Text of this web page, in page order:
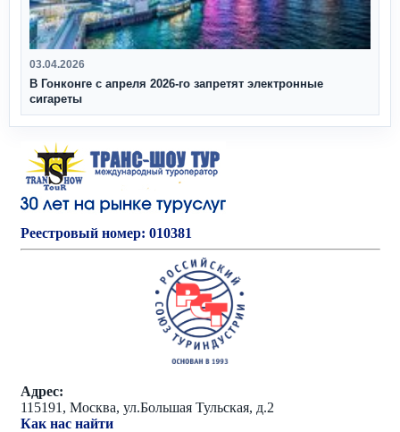
03.04.2026
В Гонконге с апреля 2026‑го запретят электронные
сигареты
Реестровый номер: 010381
Адрес:
115191, Москва, ул.Большая Тульская, д.2
Как нас найти